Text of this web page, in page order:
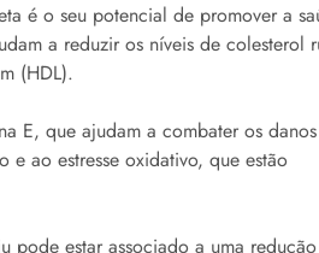
é o seu potencial de promover a
a reduzir os níveis de colesterol
(HDL).
E, que ajudam a combater os danos
e ao estresse oxidativo, que estão
pode estar associado a uma